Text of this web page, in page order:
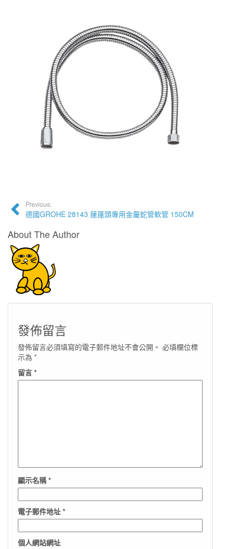
Previous:
德國GROHE 28143 蓮蓬頭專用金屬蛇管軟管 150CM
About The Author
發佈留言
發佈留言必須填寫的電子郵件地址不會公開。 必填欄位標
示為 *
留言 *
顯示名稱*
電子郵件地址 *
個人網站網址